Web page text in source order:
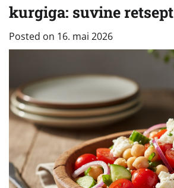
kurgiga: suvine retsept
Posted on 16. mai 2026